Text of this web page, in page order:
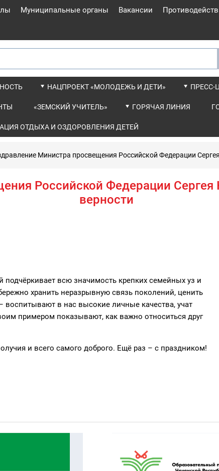
Муниципальные органы Вакансии
НАЦПРОЕКТ «МОЛОДЕЖЬ И ДЕТИ» ПРЕСС-
«ЗЕМСКИЙ УЧИТЕЛЬ» ГОРЯЧАЯ ЛИНИЯ
ОТДЫХА И ОЗДОРОВЛЕНИЯ ДЕТЕЙ
Министра просвещения Российской Федерации
Российской Федерации
верности
всю значимость крепких семейных уз и
хранить неразрывную связь поколений, ценить
в нас высокие личные качества, учат
примером показывают, как важно относиться друг
и всего самого доброго. Ещё раз – с праздником!